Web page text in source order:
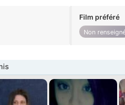
Film préféré
Non